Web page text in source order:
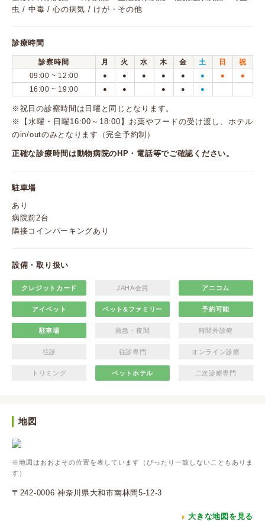
虫 / 中毒 / 心の病気 / けが・その他
診療時間
診察時間 月 火 水 木 金 土 日
祝
09:00 ~ 12:00
● ● ● ● ● ● ● ●
16:00 ~ 19:00 ● ● ● ● ●
※祝日の診察時間は日曜と同じとなります。
※【水曜・日曜16:00～18:00】お薬やフードの受け渡し、ホテル
のin/outのみとなります（完全予約制）
正確な診療時間は動物病院のHP・電話等でご確認ください。
駐車場
あり
病院前2台
隣接コインパーキングあり
設備・取り扱い
クレジットカード JAHA会員 アニコム
アイペット ペット&ファミリー 予約可能
駐車場 救急・夜間 時間外診療
往診 往診専門 オンライン診療
トリミング ペットホテル 二次診療専門
地図
※地図はおおよその位置を表しています（ぴったり一致しないこともありま
す）
〒242-0006 神奈川県大和市南林間5-12-3
大きな地図を見る